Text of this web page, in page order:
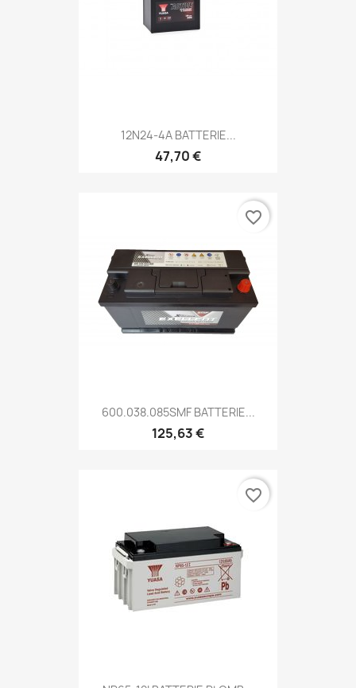
12N24-4A BATTERIE...
47,70 €
600.038.085SMF BATTERIE...
125,63 €
favorite_border
favorite_border